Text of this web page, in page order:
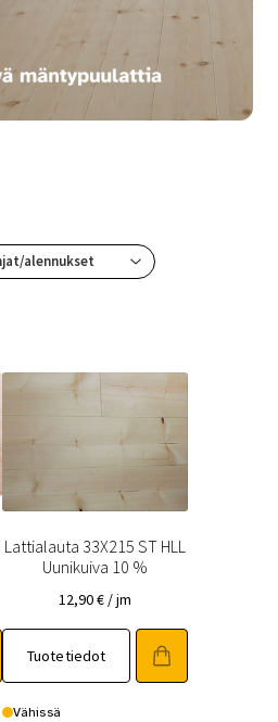
Lattialauta 33X215 ST HLL
Uunikuiva 10 %
12,90€ / jm
Tuotetiedot
Vähissä